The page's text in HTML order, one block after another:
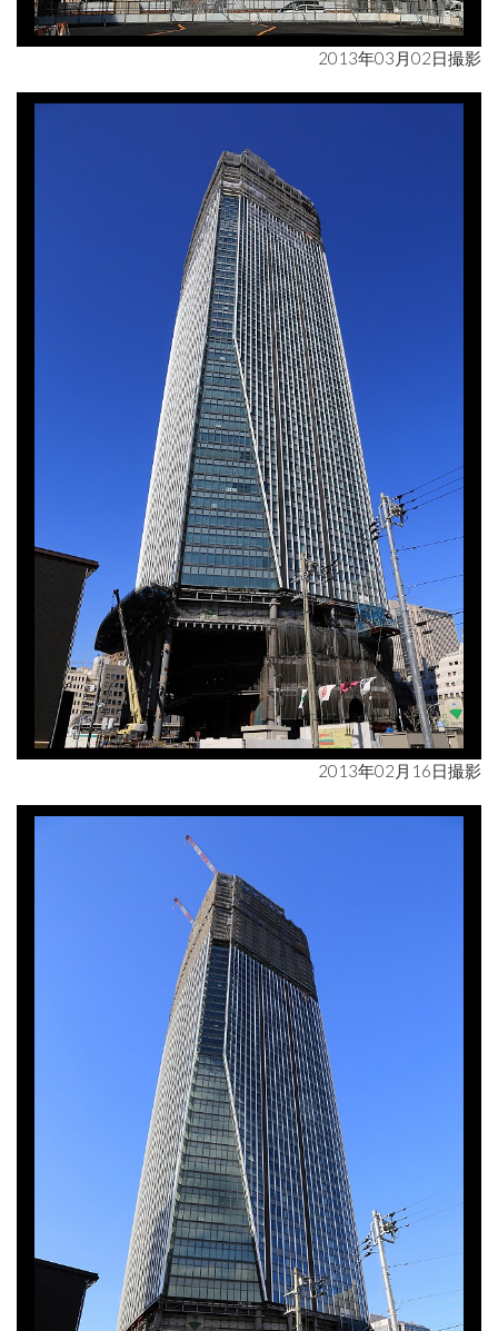
2013年03月02日撮影
2013年02月16日撮影